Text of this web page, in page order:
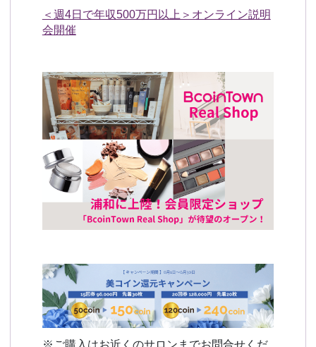
＜週4日で年収500万円以上＞オンライン説明
会開催